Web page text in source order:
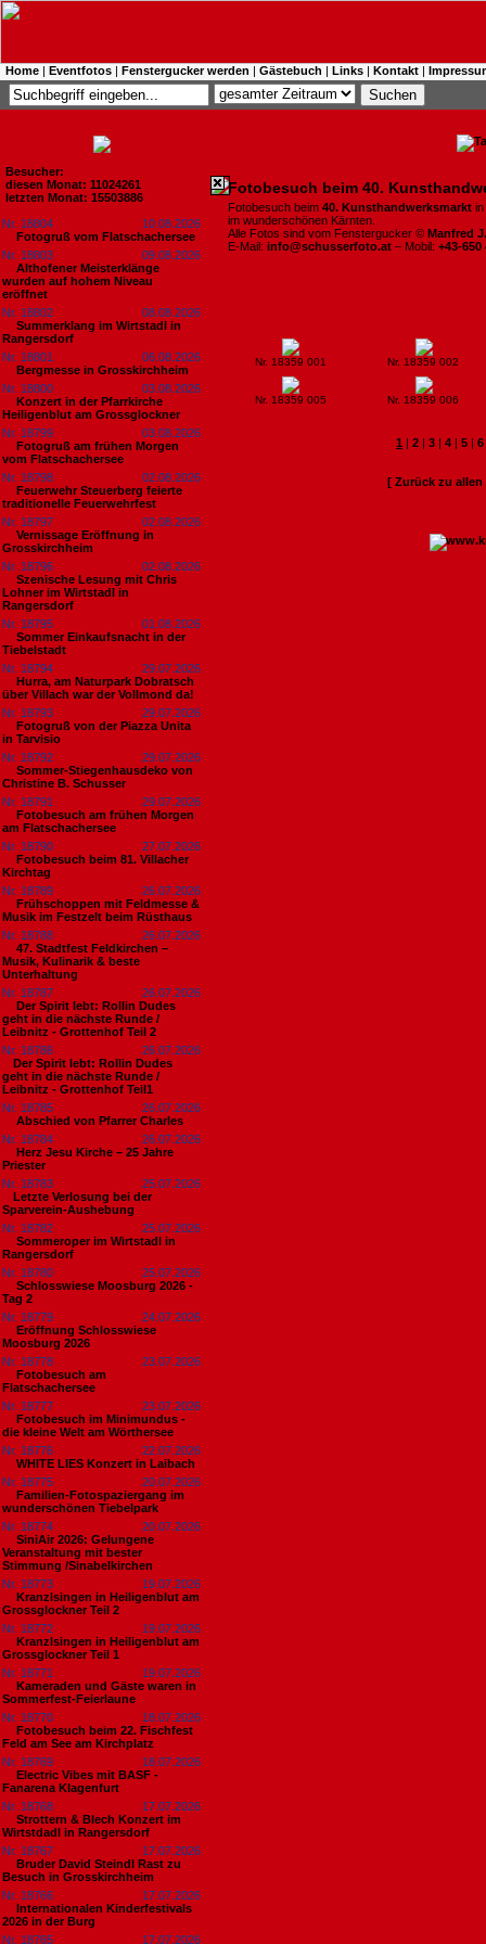
Home | Eventfotos | Fenstergucker werden | Gästebuch | Links | Kontakt |
Besucher:
diesen Monat: 11024261
letzten Monat: 15503886
Nr. 18804
10.08.2026
Fotogruß vom Flatschachersee
Nr. 18803
09.08.2026
Althofener Meisterklänge
wurden auf hohem Niveau
eröffnet
Nr. 18802
08.08.2026
Summerklang im Wirtstadl in
Rangersdorf
Nr. 18801
06.08.2026
Bergmesse in Grosskirchheim
Nr. 18800
03.08.2026
Konzert in der Pfarrkirche
Heiligenblut am Grossglockner
Nr. 18799
03.08.2026
Fotogruß am frühen Morgen
vom Flatschachersee
Nr. 18798
02.08.2026
Feuerwehr Steuerberg feierte
traditionelle Feuerwehrfest
Nr. 18797
02.08.2026
Vernissage Eröffnung in
Grosskirchheim
Nr. 18796
02.08.2026
Szenische Lesung mit Chris
Lohner im Wirtstadl in
Rangersdorf
Nr. 18795
01.08.2026
Sommer Einkaufsnacht in der
Tiebelstadt
Nr. 18794
29.07.2026
Hurra, am Naturpark Dobratsch
über Villach war der Vollmond da!
Nr. 18793
29.07.2026
Fotogruß von der Piazza Unita
in Tarvisio
Nr. 18792
29.07.2026
Sommer-Stiegenhausdeko von
Christine B. Schusser
Nr. 18791
29.07.2026
Fotobesuch am frühen Morgen
am Flatschachersee
Nr. 18790
27.07.2026
Fotobesuch beim 81. Villacher
Kirchtag
Nr. 18789
26.07.2026
Frühschoppen mit Feldmesse &
Musik im Festzelt beim Rüsthaus
Nr. 18788
26.07.2026
47. Stadtfest Feldkirchen –
Musik, Kulinarik & beste
Unterhaltung
Nr. 18787
26.07.2026
Der Spirit lebt: Rollin Dudes
geht in die nächste Runde /
Leibnitz - Grottenhof Teil 2
Nr. 18786
26.07.2026
​Der Spirit lebt: Rollin Dudes
geht in die nächste Runde /
Leibnitz - Grottenhof Teil1
Nr. 18785
26.07.2026
Abschied von Pfarrer Charles
Nr. 18784
26.07.2026
Herz Jesu Kirche – 25 Jahre
Priester
Nr. 18783
25.07.2026
​Letzte Verlosung bei der
Sparverein-Aushebung
Nr. 18782
25.07.2026
Sommeroper im Wirtstadl in
Rangersdorf
Nr. 18780
25.07.2026
Schlosswiese Moosburg 2026 -
Tag 2
Nr. 18779
24.07.2026
Eröffnung Schlosswiese
Moosburg 2026
Nr. 18778
23.07.2026
Fotobesuch am
Flatschachersee
Nr. 18777
23.07.2026
Fotobesuch im Minimundus -
die kleine Welt am Wörthersee
Nr. 18776
22.07.2026
WHITE LIES Konzert in Laibach
Nr. 18775
20.07.2026
Familien-Fotospaziergang im
wunderschönen Tiebelpark
Nr. 18774
20.07.2026
SiniAir 2026: Gelungene
Veranstaltung mit bester
Stimmung /Sinabelkirchen
Nr. 18773
19.07.2026
Kranzlsingen in Heiligenblut am
Grossglockner Teil 2
Nr. 18772
19.07.2026
Kranzlsingen in Heiligenblut am
Grossglockner Teil 1
Nr. 18771
19.07.2026
Kameraden und Gäste waren in
Sommerfest-Feierlaune
Nr. 18770
18.07.2026
Fotobesuch beim 22. Fischfest
Feld am See am Kirchplatz
Nr. 18769
18.07.2026
Electric Vibes mit BASF -
Fanarena Klagenfurt
Nr. 18768
17.07.2026
Strottern & Blech Konzert im
Wirtstdadl in Rangersdorf
Nr. 18767
17.07.2026
Bruder David Steindl Rast zu
Besuch in Grosskirchheim
Nr. 18766
17.07.2026
Internationalen Kinderfestivals
2026 in der Burg
Nr. 18765
17.07.2026
Fotobesuch beim 40.
Fotobesuch beim 40. Kunsthandwerksmarkt
im wunderschönen Kärnten.
Alle Fotos sind vom Fenstergucker © Manfred
E-Mail: info@schusserfoto.at – Mobil: +43-650
Nr. 18359 001 Nr. 18359 002
Nr. 18359 005 Nr. 18359 006
1 | 2 | 3 | 4 | 5 | 6
[ Zurück zu